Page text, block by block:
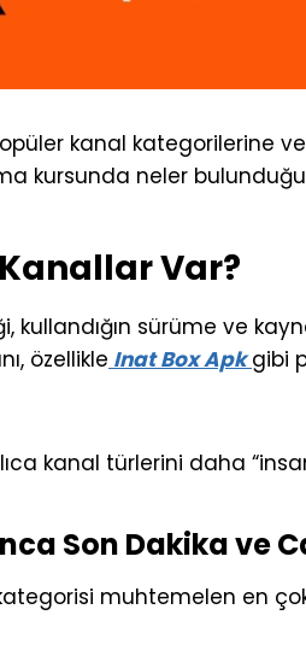
kanal kategorilerine
kursunda neler
Var?
kullandığın sürüme ve
özellikle Inat Box Apk gibi
kanal türlerini daha
Son Dakika ve
muhtemelen en